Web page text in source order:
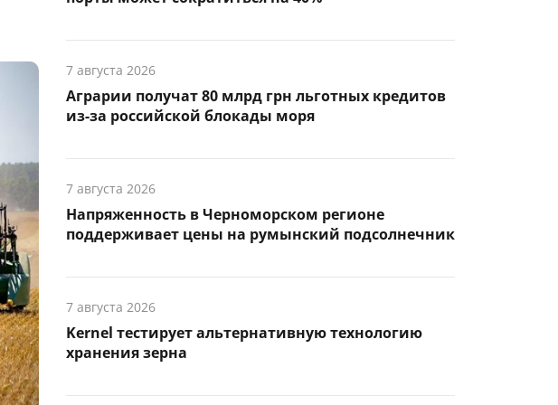
7 августа 2026
Аграрии получат 80 млрд грн льготных кредитов
из-за российской блокады моря
7 августа 2026
Напряженность в Черноморском регионе
поддерживает цены на румынский подсолнечник
7 августа 2026
Kernel тестирует альтернативную технологию
хранения зерна